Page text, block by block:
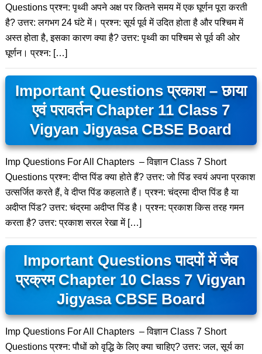
Questions प्रश्न: पृथ्वी अपने अक्ष पर कितने समय में एक घूर्णन पूरा करती
है? उत्तर: लगभग 24 घंटे में। प्रश्न: सूर्य पूर्व में उदित होता है और पश्चिम में
अस्त होता है, इसका कारण क्या है? उत्तर: पृथ्वी का पश्चिम से पूर्व की ओर
घूर्णन। प्रश्न: […]
Important Questions प्रकाश – छाया
एवं परावर्तन Chapter 11 Class 7
Vigyan Jigyasa CBSE Board
Imp Questions For All Chapters – विज्ञान Class 7 Short
Questions प्रश्न: दीप्त पिंड क्या होते हैं? उत्तर: जो पिंड स्वयं अपना प्रकाश
उत्सर्जित करते हैं, वे दीप्त पिंड कहलाते हैं। प्रश्न: चंद्रमा दीप्त पिंड है या
अदीप्त पिंड? उत्तर: चंद्रमा अदीप्त पिंड है। प्रश्न: प्रकाश किस तरह गमन
करता है? उत्तर: प्रकाश सरल रेखा में […]
Important Questions पादपों में जैव
प्रक्रम Chapter 10 Class 7 Vigyan
Jigyasa CBSE Board
Imp Questions For All Chapters – विज्ञान Class 7 Short
Questions प्रश्न: पौधों को वृद्धि के लिए क्या चाहिए? उत्तर: जल, सूर्य का